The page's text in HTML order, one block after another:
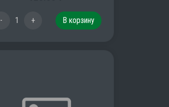
- 1 + В корзину